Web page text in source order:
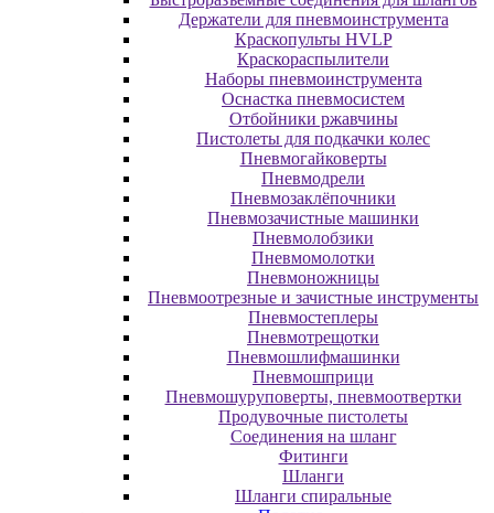
Держатели для пневмоинструмента
Краскопульты HVLP
Краскораспылители
Наборы пневмоинструмента
Оснастка пневмосистем
Отбойники ржавчины
Пистолеты для подкачки колес
Пневмогайковерты
Пневмодрели
Пневмозаклёпочники
Пневмозачистные машинки
Пневмолобзики
Пневмомолотки
Пневмоножницы
Пневмоотрезные и зачистные инструменты
Пневмостеплеры
Пневмотрещотки
Пневмошлифмашинки
Пневмошприци
Пневмошуруповерты, пневмоотвертки
Продувочные пистолеты
Соединения на шланг
Фитинги
Шланги
Шланги спиральные